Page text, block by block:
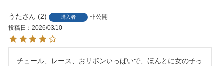
うた 2 購入者
非公開
投稿日
2026/03/10
チュール、レース、おリボンいっぱいで、ほんとに女の子っ